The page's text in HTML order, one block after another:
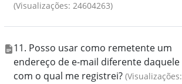
(Visualizações: 24604263)
11. Posso usar como remetente um
endereço de e-mail diferente daquele
com o qual me registrei? (Visualizações: